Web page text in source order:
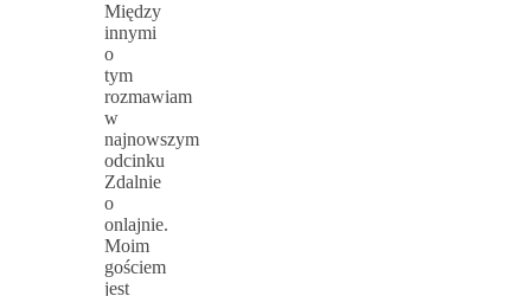
Między
innymi
o
tym
rozmawiam
w
najnowszym
odcinku
Zdalnie
o
onlajnie.
Moim
gościem
jest